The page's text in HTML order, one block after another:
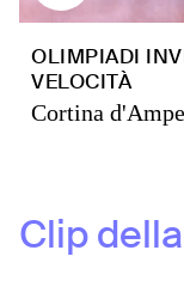
OLIMPIADI
VELOCITÀ
Cortina
Clip